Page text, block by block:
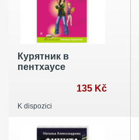
Курятник в
пентхаусе
135 Kč
K dispozici